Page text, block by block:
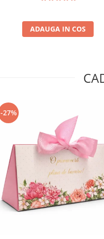
ADAUGA IN COS
-27%